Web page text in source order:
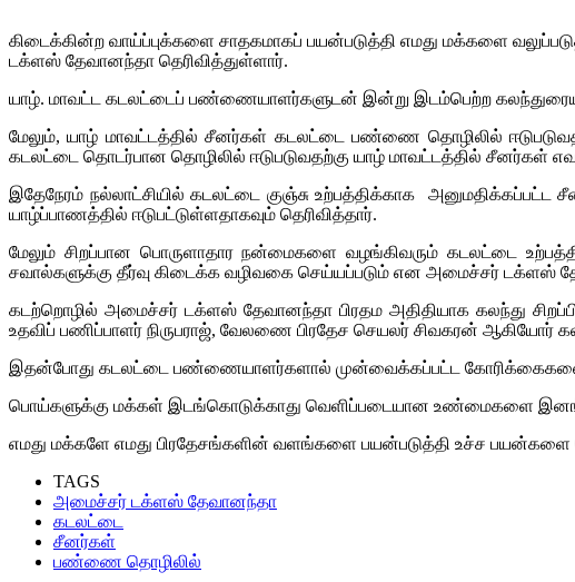
கிடைக்கின்ற வாய்ப்புக்களை சாதகமாகப் பயன்படுத்தி எமது மக்களை
டக்ளஸ் தேவானந்தா தெரிவித்துள்ளார்.
யாழ். மாவட்ட கடலட்டைப் பண்ணையாளர்களுடன் இன்று இடம்பெற்ற
மேலும், யாழ் மாவட்டத்தில் சீனர்கள் கடலட்டை பண்ணை தொழிலில்
கடலட்டை தொடர்பான தொழிலில் ஈடுபடுவதற்கு யாழ் மாவட்டத்தில் சீனர்கள்
இதேநேரம் நல்லாட்சியில் கடலட்டை குஞ்சு உற்பத்திக்காக
யாழ்ப்பாணத்தில் ஈடுபட்டுள்ளதாகவும் தெரிவித்தார்.
மேலும் சிறப்பான பொருளாதார நன்மைகளை வழங்கிவரும் கடலட்டை
சவால்களுக்கு தீர்வு கிடைக்க வழிவகை செய்யப்படும் என அமைச்சர் டக்ளஸ்
கடற்றொழில் அமைச்சர் டக்ளஸ் தேவானந்தா பிரதம அதிதியாக கலந்து
உதவிப் பணிப்பாளர் நிருபராஜ், வேலணை பிரதேச செயலர் சிவகரன் ஆகியோர்
இதன்போது கடலட்டை பண்ணையாளர்களால் முன்வைக்கப்பட்ட
பொய்களுக்கு மக்கள் இடங்கொடுக்காது வெளிப்படையான உண்மைகளை
எமது மக்களே எமது பிரதேசங்களின் வளங்களை பயன்படுத்தி உச்ச பயன்களை
TAGS
அமைச்சர் டக்ளஸ் தேவானந்தா
கடலட்டை
சீனர்கள்
பண்ணை தொழிலில்